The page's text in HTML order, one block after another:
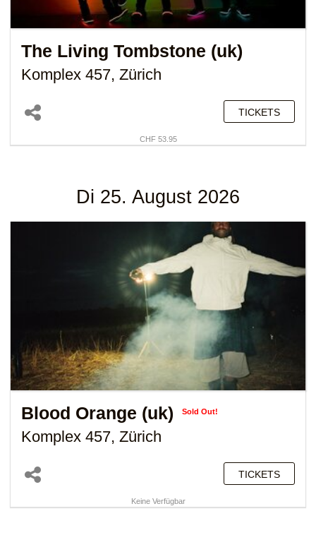
The Living Tombstone (uk)
Komplex 457, Zürich
TICKETS
CHF 53.95
Di 25. August 2026
Blood Orange (uk) Sold Out!
Komplex 457, Zürich
TICKETS
Keine Verfügbar